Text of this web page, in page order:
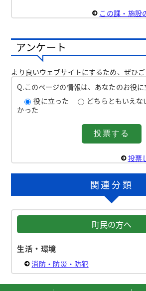
この課・施設
アンケート
より良いウェブサイトにするため、ぜひご
Q.このページの情報は、あなたのお役に
役に立った
どちらともいえな
かった
投票
関連分類
町民の方へ
生活・環境
消防・防災・防犯